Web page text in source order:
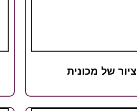
ציור של מכונית